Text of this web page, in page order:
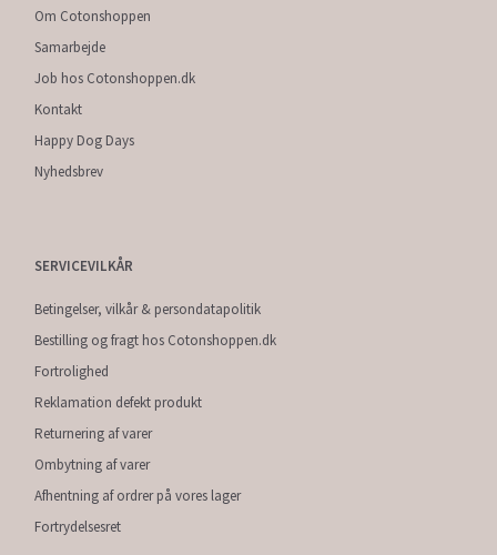
Om Cotonshoppen
Samarbejde
Job hos Cotonshoppen.dk
Kontakt
Happy Dog Days
Nyhedsbrev
SERVICEVILKÅR
Betingelser, vilkår & persondatapolitik
Bestilling og fragt hos Cotonshoppen.dk
Fortrolighed
Reklamation defekt produkt
Returnering af varer
Ombytning af varer
Afhentning af ordrer på vores lager
Fortrydelsesret